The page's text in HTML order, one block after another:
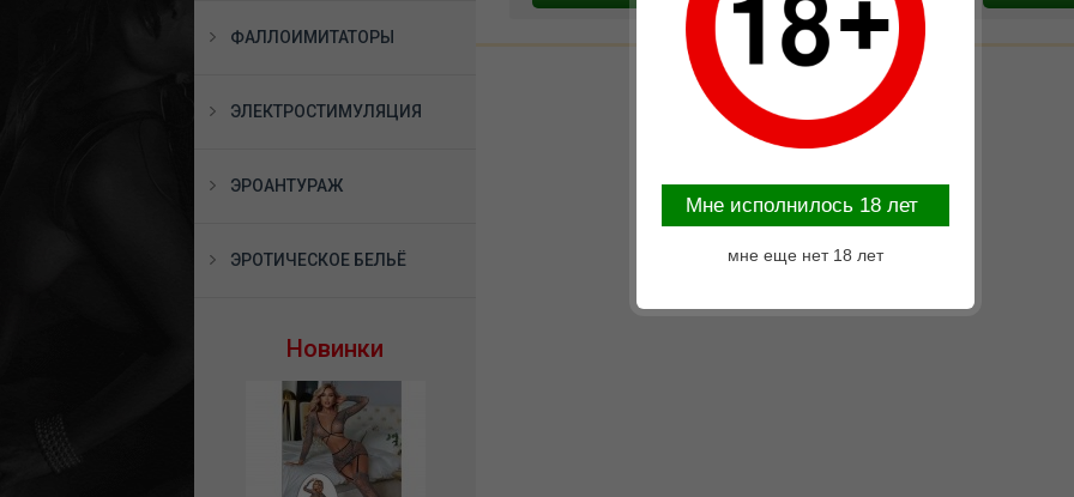
ФАЛЛОИМИТАТОРЫ
ЭЛЕКТРОСТИМУЛЯЦИЯ
ЭРОАНТУРАЖ
ЭРОТИЧЕСКОЕ БЕЛЬЁ
Новинки
Mне исполнилось 18 лет
мне еще нет 18 лет